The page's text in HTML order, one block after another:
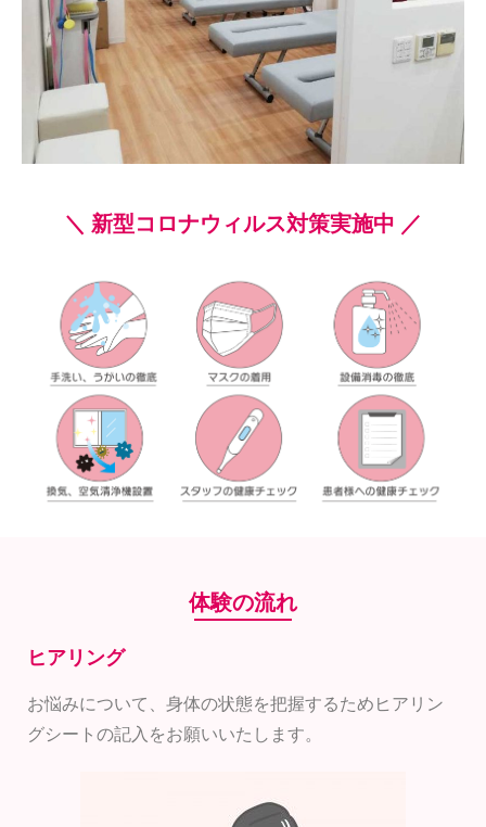
＼ 新型コロナウィルス対策実施中 ／
体験の流れ
ヒアリング
お悩みについて、身体の状態を把握するためヒアリン
グシートの記入をお願いいたします。